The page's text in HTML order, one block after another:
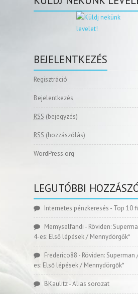
BEJELENTKEZÉS
Regisztráció
Bejelentkezés
RSS (bejegyzés)
RSS (hozzászólás)
WordPress.org
LEGUTÓBBI
Internetes pénzkeresés - Top 10
Memyselfandi - Röviden:
4-es: Első lépések / Mennydörgők*
Frederico88 - Röviden:
es: Első lépések / Mennydörgők*
BKaulitz-Alias sorozat